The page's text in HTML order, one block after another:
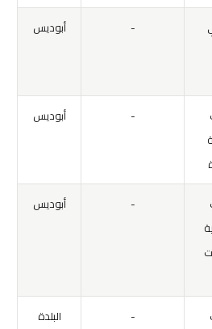
- أبوديس
- أبوديس
- أبوديس
-
البلدة